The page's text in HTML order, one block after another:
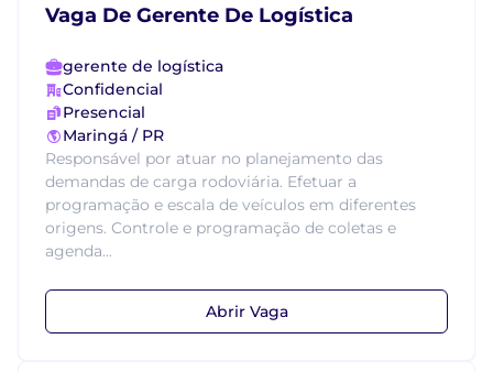
Vaga De Gerente De Logística
gerente de logística
Confidencial
Presencial
Maringá / PR
Responsável por atuar no planejamento das
demandas de carga rodoviária. Efetuar a
programação e escala de veículos em diferentes
origens. Controle e programação de coletas e
agenda...
Abrir Vaga